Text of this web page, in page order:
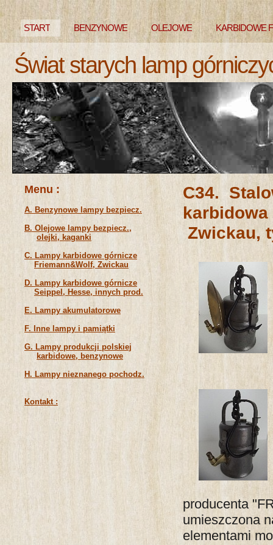
START BENZYNOWE OLEJOWE KARBIDOWE
Świat starych lamp
C34.
Zwickau,
producenta
umieszczona
elementami
Menu :
A. Benzynowe lampy bezpiecz.
B. Olejowe lampy bezpiecz.,
olejki, kaganki
C. Lampy karbidowe górnicze
Friemann&Wolf, Zwickau
D. Lampy karbidowe górnicze
Seippel, Hesse, innych prod.
E. Lampy akumulatorowe
F. Inne lampy i pamiątki
G. Lampy produkcji polskiej
karbidowe, benzynowe
H. Lampy nieznanego pochodz.
Kontakt :